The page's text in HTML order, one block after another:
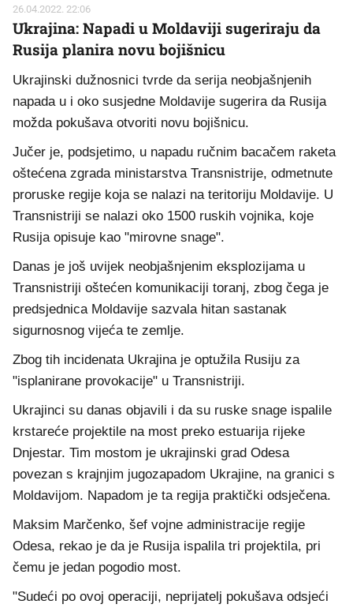
26.04.2022. 22:06
Ukrajina: Napadi u Moldaviji sugeriraju da
Rusija planira novu bojišnicu
Ukrajinski dužnosnici tvrde da serija neobjašnjenih
napada u i oko susjedne Moldavije sugerira da Rusija
možda pokušava otvoriti novu bojišnicu.
Jučer je, podsjetimo, u napadu ručnim bacačem raketa
oštećena zgrada ministarstva Transnistrije, odmetnute
proruske regije koja se nalazi na teritoriju Moldavije. U
Transnistriji se nalazi oko 1500 ruskih vojnika, koje
Rusija opisuje kao "mirovne snage".
Danas je još uvijek neobjašnjenim eksplozijama u
Transnistriji oštećen komunikaciji toranj, zbog čega je
predsjednica Moldavije sazvala hitan sastanak
sigurnosnog vijeća te zemlje.
Zbog tih incidenata Ukrajina je optužila Rusiju za
"isplanirane provokacije" u Transnistriji.
Ukrajinci su danas objavili i da su ruske snage ispalile
krstareće projektile na most preko estuarija rijeke
Dnjestar. Tim mostom je ukrajinski grad Odesa
povezan s krajnjim jugozapadom Ukrajine, na granici s
Moldavijom. Napadom je ta regija praktički odsječena.
Maksim Marčenko, šef vojne administracije regije
Odesa, rekao je da je Rusija ispalila tri projektila, pri
čemu je jedan pogodio most.
"Sudeći po ovoj operaciji, neprijatelj pokušava odsjeći